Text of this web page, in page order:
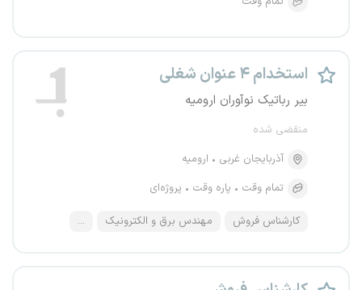
استخدام ۴ عنوان شغلی
بیر رباتیک نوآوران ارومیه
منقضی شده
آذربایجان غربی
ارومیه
تمام وقت
پاره وقت پروژه‌ای
کارشناس فروش مهندس برق و الکترونیک ...